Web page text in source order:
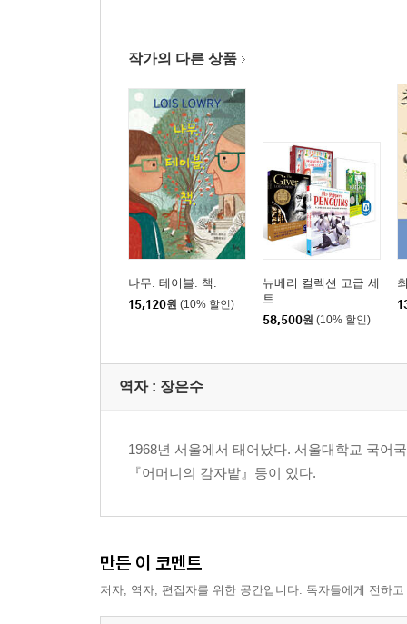
작가의 다른 상품
나무. 테이블. 책.
15,120원 (10% 할인)
뉴베리 컬렉션 고급 세
트
58,500원 (10% 할인)
역자 : 장은수
1968년 서울에서 태어났다. 서울대학교 국어
『어머니의 감자밭』등이 있다.
만든 이 코멘트
저자, 역자, 편집자를 위한 공간입니다. 독자들에게 전하